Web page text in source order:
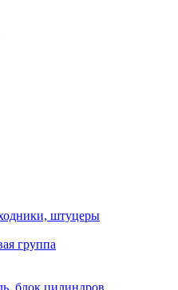
штуцеры
группа
блок цилиндров